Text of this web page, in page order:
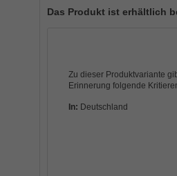
Das Produkt ist erhältlich
Zu dieser Produktvariante
Erinnerung folgende
In: Deutschland